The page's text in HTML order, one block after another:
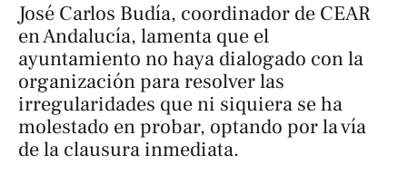
José Carlos Budía, coordinador de CEAR
en Andalucía, lamenta que el
ayuntamiento no haya dialogado con la
organización para resolver las
irregularidades que ni siquiera se ha
molestado en probar, optando por la vía
de la clausura inmediata.